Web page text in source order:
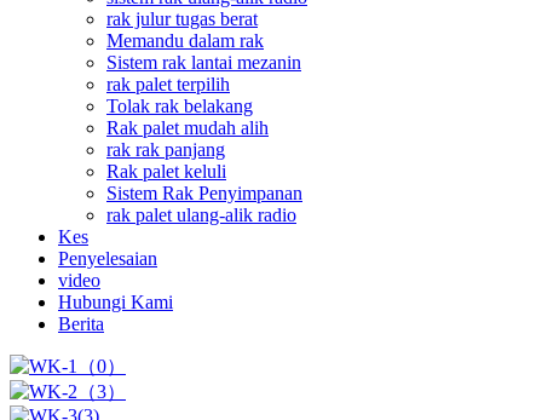
rak julur tugas berat
Memandu dalam rak
Sistem rak lantai mezanin
rak palet terpilih
Tolak rak belakang
Rak palet mudah alih
rak rak panjang
Rak palet keluli
Sistem Rak Penyimpanan
rak palet ulang-alik radio
Kes
Penyelesaian
video
Hubungi Kami
Berita